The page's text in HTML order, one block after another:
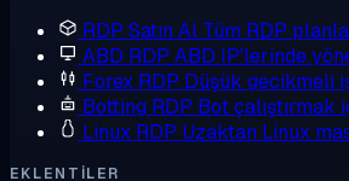
RDP Satın Al Tüm RDP
ABD RDP ABD IP'lerinde
Forex RDP Düşük gecikmeli
Botting RDP Bot çalıştırmak
Linux RDP Uzaktan Linux
EKLENTILER